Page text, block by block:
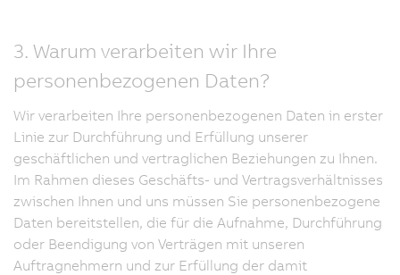
3. Warum verarbeiten wir Ihre
personenbezogenen Daten?
Wir verarbeiten Ihre personenbezogenen Daten in erster
Linie zur Durchführung und Erfüllung unserer
geschäftlichen und vertraglichen Beziehungen zu Ihnen.
Im Rahmen dieses Geschäfts- und Vertragsverhältnisses
zwischen Ihnen und uns müssen Sie personenbezogene
Daten bereitstellen, die für die Aufnahme, Durchführung
oder Beendigung von Verträgen mit unseren
Auftragnehmern und zur Erfüllung der damit